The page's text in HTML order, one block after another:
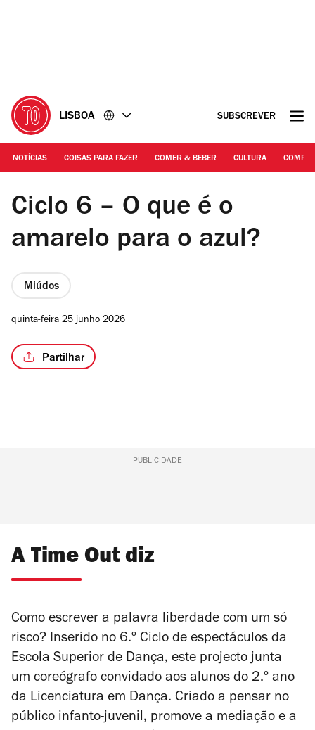
LISBOA SUBSCREVER
NOTÍCIAS COISAS PARA FAZER COMER & BEBER CULTURA
DR | Ciclo 6 – O que é o amarelo para o azul?
Ciclo 6 – O que é o
amarelo para o azul?
Miúdos
quinta-feira 25 junho 2026
Partilhar
PUBLICIDADE
A Time Out diz
Como escrever a palavra liberdade com um só
risco? Inserido no 6.º Ciclo de espectáculos da
Escola Superior de Dança, este projecto junta
um coreógrafo convidado aos alunos do 2.º ano
da Licenciatura em Dança. Criado a pensar no
público infanto-juvenil, promove a mediação e a